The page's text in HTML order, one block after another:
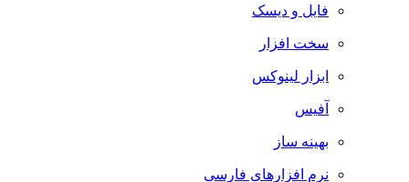
فایل و دیسک
سخت افزار
ابزار لینوکس
آفیس
بهینه ساز
نرم افزارهای فارسی